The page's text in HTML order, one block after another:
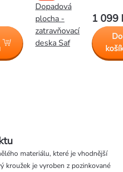
Dopadová
plocha -
zatravňovací
deska Saf
1 099
Do
materiálu, které je vhodnější
kroužek je vyroben z pozinkované